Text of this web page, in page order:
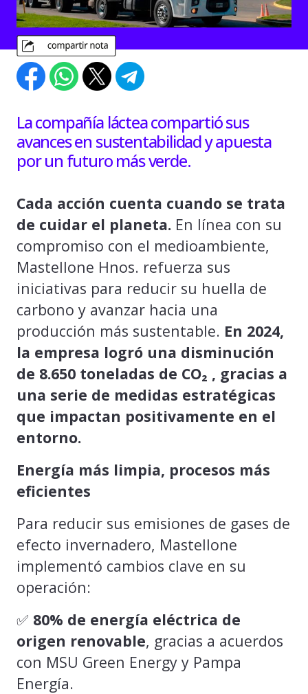
La compañía láctea compartió sus
avances en sustentabilidad y apuesta
por un futuro más verde.
Cada acción cuenta cuando se trata
de cuidar el planeta. En línea con su
compromiso con el medioambiente,
Mastellone Hnos. refuerza sus
iniciativas para reducir su huella de
carbono y avanzar hacia una
producción más sustentable. En 2024,
la empresa logró una disminución
de 8.650 toneladas de CO₂ , gracias a
una serie de medidas estratégicas
que impactan positivamente en el
entorno.
Energía más limpia, procesos más
eficientes
Para reducir sus emisiones de gases de
efecto invernadero, Mastellone
implementó cambios clave en su
operación:
✅ 80% de energía eléctrica de
origen renovable, gracias a acuerdos
con MSU Green Energy y Pampa
Energía.